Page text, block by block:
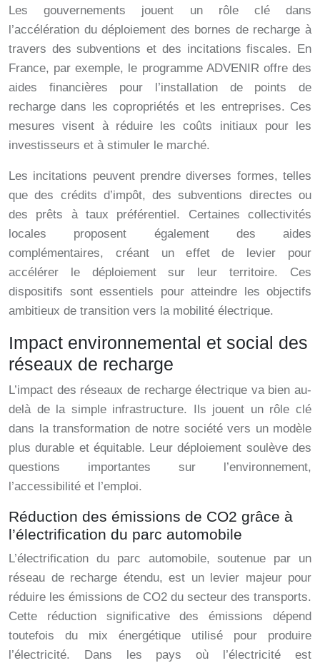
Les gouvernements jouent un rôle clé dans
l’accélération du déploiement des bornes de recharge à
travers des subventions et des incitations fiscales. En
France, par exemple, le programme ADVENIR offre des
aides financières pour l’installation de points de
recharge dans les copropriétés et les entreprises. Ces
mesures visent à réduire les coûts initiaux pour les
investisseurs et à stimuler le marché.
Les incitations peuvent prendre diverses formes, telles
que des crédits d’impôt, des subventions directes ou
des prêts à taux préférentiel. Certaines collectivités
locales proposent également des aides
complémentaires, créant un effet de levier pour
accélérer le déploiement sur leur territoire. Ces
dispositifs sont essentiels pour atteindre les objectifs
ambitieux de transition vers la mobilité électrique.
Impact environnemental et social des
réseaux de recharge
L’impact des réseaux de recharge électrique va bien au-
delà de la simple infrastructure. Ils jouent un rôle clé
dans la transformation de notre société vers un modèle
plus durable et équitable. Leur déploiement soulève des
questions importantes sur l’environnement,
l’accessibilité et l’emploi.
Réduction des émissions de CO2 grâce à
l’électrification du parc automobile
L’électrification du parc automobile, soutenue par un
réseau de recharge étendu, est un levier majeur pour
réduire les émissions de CO2 du secteur des transports.
Cette réduction significative des émissions dépend
toutefois du mix énergétique utilisé pour produire
l’électricité. Dans les pays où l’électricité est